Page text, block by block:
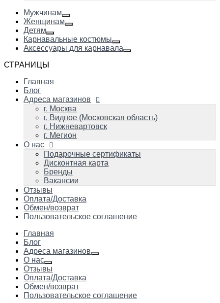
Мужчинам
Женщинам
Детям
Карнавальные костюмы
Аксессуары для карнавала
СТРАНИЦЫ
Главная
Блог
Адреса магазинов
г. Москва
г. Видное (Московская область)
г. Нижневартовск
г. Мегион
О нас
Подарочные сертификаты
Дисконтная карта
Бренды
Вакансии
Отзывы
Оплата/Доставка
Обмен/возврат
Пользовательское соглашение
Главная
Блог
Адреса магазинов
О нас
Отзывы
Оплата/Доставка
Обмен/возврат
Пользовательское соглашение